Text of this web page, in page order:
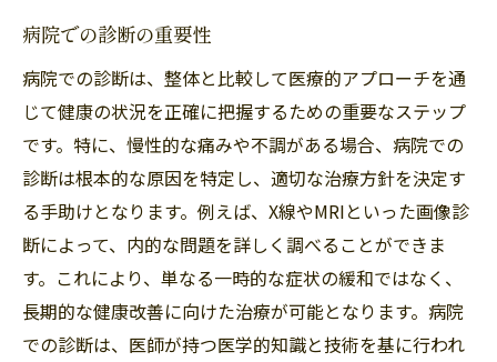
病院での診断の重要性
病院での診断は、整体と比較して医療的アプローチを通
じて健康の状況を正確に把握するための重要なステップ
です。特に、慢性的な痛みや不調がある場合、病院での
診断は根本的な原因を特定し、適切な治療方針を決定す
る手助けとなります。例えば、X線やMRIといった画像診
断によって、内的な問題を詳しく調べることができま
す。これにより、単なる一時的な症状の緩和ではなく、
長期的な健康改善に向けた治療が可能となります。病院
での診断は、医師が持つ医学的知識と技術を基に行われ